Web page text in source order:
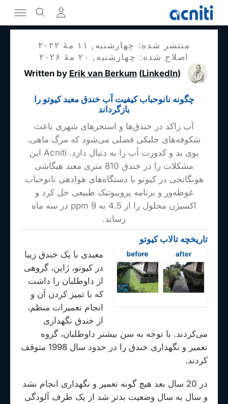
منتشر شده: چهارشنبه, ۱۱ مهٔ ۲۰۲۲
اصلاح شده: چهارشنبه, ۲۰ مهٔ ۲۰۲۶
Written by Erik van Berkum (LinkedIn)
چگونه نانوحباب کیفیت آب خندق معبد کیوتو را
بازگرداند
آب راکد در خندق‌ها و استخرهای شهری باعث
شکوفه‌های جلبکی فصلی می‌شود که مرگ ماهی،
بوی بد و کدورت آب را به دنبال دارد. Acniti این
مشکلات را در خندق 810 متری معبد هیگاشی
هونگانجی در کیوتو با دستگاه‌های هوادهی نانوحباب
غوطه‌ور و برنامه پروبیوتیک طبیعی حل کرد و
اکسیژن محلول را از 4.5 به 9 ppm در سه ماه
رساند.
تاریخچه تالاب کیوتو
معبدی با یک خندق زیبا
در کیوتو، ژاپن، گروهی
از داوطلبان را داشت
که با تمیز کردن آن و
انجام تعمیرات منظم،
از خندق نگهداری
می‌کردند. با توجه به سن بیشتر داوطلبان، گروه
تعمیر و نگهداری خندق را در حدود سال 1998 متوقف
کردند.
در 20 سال بعد هیچ گونه تعمیر و نگهداری انجام نشد
و سال به سال وضعیت بدتر شد از یک طرف آلودگی